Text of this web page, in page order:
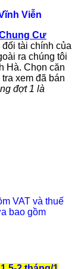
Viễn
Cư
tài chính của
ra chúng tôi
Hà. Chọn căn
xem đã bán
đợt 1 là
VAT và thuế
bao gồm